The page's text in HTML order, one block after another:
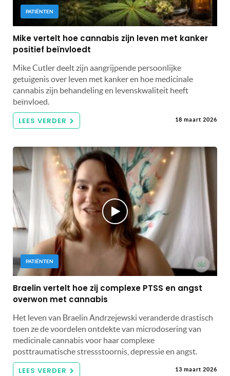
PATIËNTEN
Mike vertelt hoe cannabis zijn leven met kanker
positief beïnvloedt
Mike Cutler deelt zijn aangrijpende persoonlijke
getuigenis over leven met kanker en hoe medicinale
cannabis zijn behandeling en levenskwaliteit heeft
beïnvloed.
LEES VERDER 18 maart 2026
PATIËNTEN
Braelin vertelt hoe zij complexe PTSS en angst
overwon met cannabis
Het leven van Braelin Andrzejewski veranderde drastisch
toen ze de voordelen ontdekte van microdosering van
medicinale cannabis voor haar complexe
posttraumatische stressstoornis, depressie en angst.
LEES VERDER 13 maart 2026